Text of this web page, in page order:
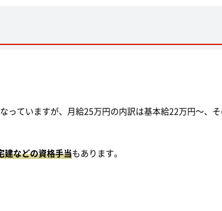
ていますが、月給25万円の内訳は基本給22万円～、
建などの資格手当もあります。